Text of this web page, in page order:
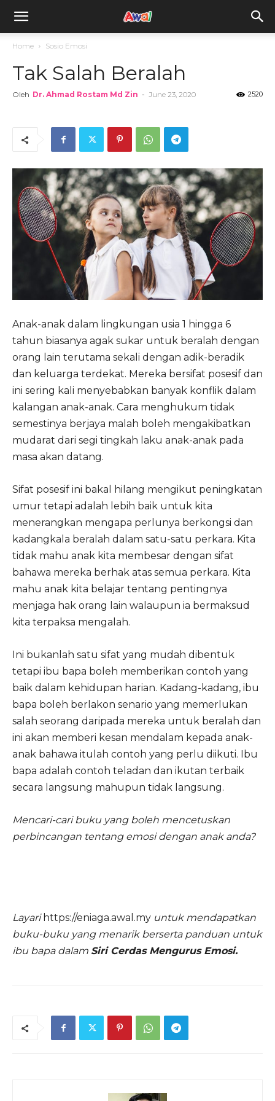
awal.my
Home Sosio Emosi
Tak Salah Beralah
Oleh Dr. Ahmad Rostam Md Zin - June 23, 2020 2520
Anak-anak dalam lingkungan usia 1 hingga 6
tahun biasanya agak sukar untuk beralah dengan
orang lain terutama sekali dengan adik-beradik
dan keluarga terdekat. Mereka bersifat posesif dan
ini sering kali menyebabkan banyak konflik dalam
kalangan anak-anak. Cara menghukum tidak
semestinya berjaya malah boleh mengakibatkan
mudarat dari segi tingkah laku anak-anak pada
masa akan datang.
Sifat posesif ini bakal hilang mengikut peningkatan
umur tetapi adalah lebih baik untuk kita
menerangkan mengapa perlunya berkongsi dan
kadangkala beralah dalam satu-satu perkara. Kita
tidak mahu anak kita membesar dengan sifat
bahawa mereka berhak atas semua perkara. Kita
mahu anak kita belajar tentang pentingnya
menjaga hak orang lain walaupun ia bermaksud
kita terpaksa mengalah.
Ini bukanlah satu sifat yang mudah dibentuk
tetapi ibu bapa boleh memberikan contoh yang
baik dalam kehidupan harian. Kadang-kadang, ibu
bapa boleh berlakon senario yang memerlukan
salah seorang daripada mereka untuk beralah dan
ini akan memberi kesan mendalam kepada anak-
anak bahawa itulah contoh yang perlu diikuti. Ibu
bapa adalah contoh teladan dan ikutan terbaik
secara langsung mahupun tidak langsung.
Mencari-cari buku yang boleh mencetuskan
perbincangan tentang emosi dengan anak anda?
Layari https://eniaga.awal.my untuk mendapatkan
buku-buku yang menarik berserta panduan untuk
ibu bapa dalam Siri Cerdas Mengurus Emosi.